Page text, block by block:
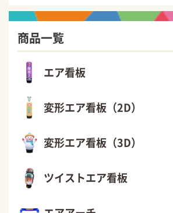
商品一覧
エア看板
変形エア看板（2D）
変形エア看板（3D）
ツイストエア看板